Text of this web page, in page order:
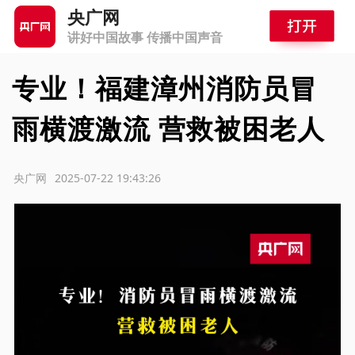
央广网
讲好中国故事 传播中国声音
专业！福建漳州消防员冒
雨横渡激流 营救被困老人
2025-07-22 19:43:26
央广网